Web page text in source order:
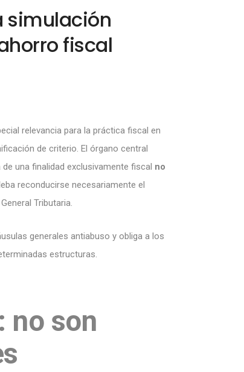
simulación
fiscal
relevancia para la práctica fiscal en
de criterio. El órgano central
una finalidad exclusivamente fiscal no
reconducirse necesariamente el
Tributaria.
generales antiabuso y obliga a los
estructuras.
no son